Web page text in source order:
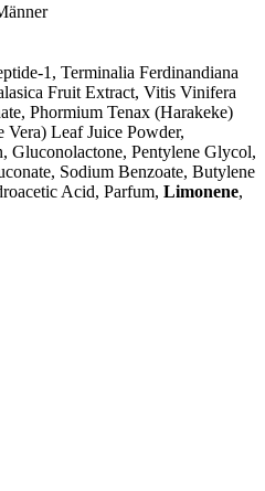
1, Terminalia Ferdinandiana
Fruit Extract, Vitis Vinifera
Phormium Tenax (Harakeke)
Leaf Juice Powder,
Gluconolactone, Pentylene Glycol,
Sodium Benzoate, Butylene
Acid, Parfum, Limonene,